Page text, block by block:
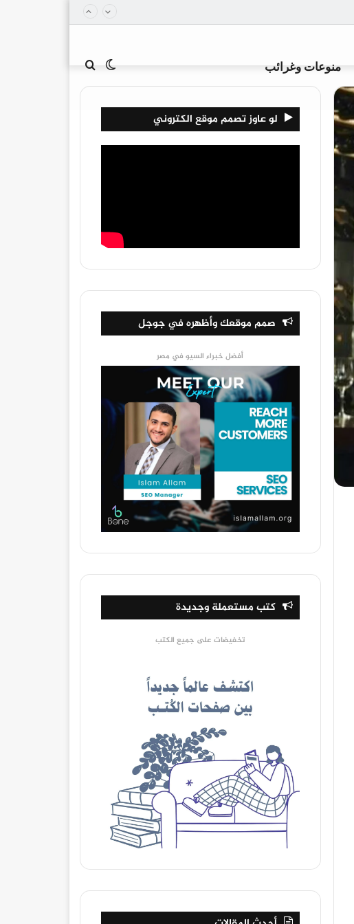
منوعات وغرائب الوضع
لو عاوز تصمم موقع الكتروني
صمم موقعك وأظهره في جوجل
أفضل خبراء السيو في مصر
كتب مستعملة وجديدة
تخفيضات على جميع الكتب